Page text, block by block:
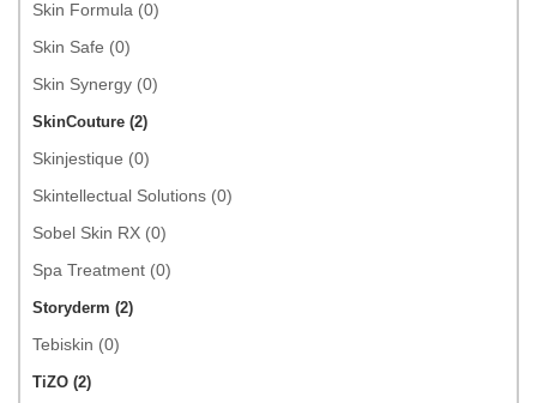
Skin Formula (0)
Skin Safe (0)
Skin Synergy (0)
SkinCouture (2)
Skinjestique (0)
Skintellectual Solutions (0)
Sobel Skin RX (0)
Spa Treatment (0)
Storyderm (2)
Tebiskin (0)
TiZO (2)